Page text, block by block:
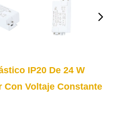
IP20 De 24 W
Voltaje Constante